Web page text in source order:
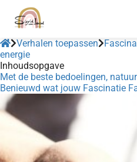
Verhalen toepassen
energie
Inhoudsopgave
Met de beste bedoelingen,
Benieuwd wat jouw Fascinatie